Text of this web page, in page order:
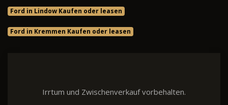
Ford in Lindow Kaufen oder leasen
Ford in Kremmen Kaufen oder leasen
Irrtum und Zwischenverkauf vorbehalten.